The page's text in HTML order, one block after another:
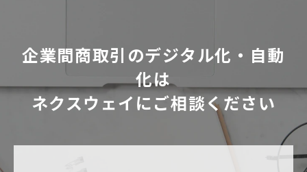
企業間商取引のデジタル化・自動
化は
ネクスウェイにご相談ください